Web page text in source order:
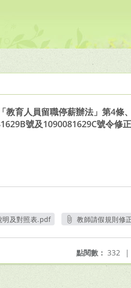
教育人員留職停薪辦法」第4
號及1090081629C號令修
明及對照表.pdf
教師請假規則修
點閱數： 332 |